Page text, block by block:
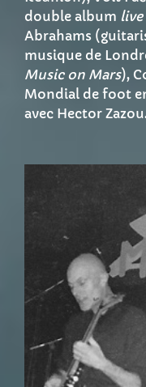
double album live
Abrahams
musique de
Music on Mars),
Mondial de foot
avec Hector